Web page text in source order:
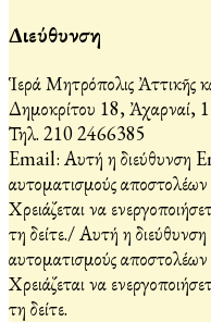
Διεύθυνση
Ἱερά Μητρόπολις Ἀττικῆς
Δημοκρίτου 18, Ἀχαρναί,
Τηλ. 210 2466385
Email: Αυτή η διεύθυνση
αυτοματισμούς
Χρειάζεται να
τη δείτε./Αυτή η
αυτοματισμούς
Χρειάζεται να
τη δείτε.